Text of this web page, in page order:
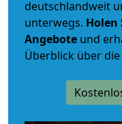
deutschlandweit
unterwegs. Holen
Angebote und
Überblick über